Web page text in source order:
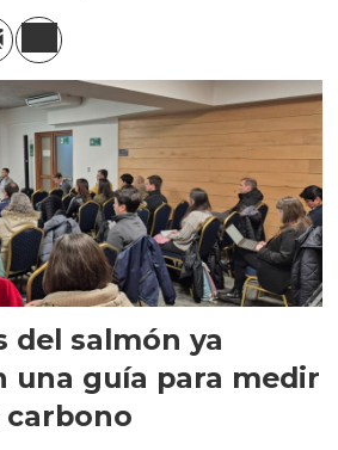
del salmón ya
una guía para medir
carbono